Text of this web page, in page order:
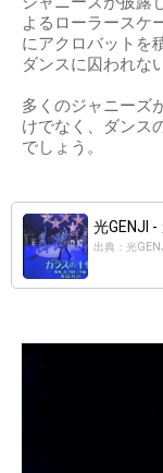
よるローラースケ
にアクロバットを
ダンスに囚われな
多くのジャニーズ
けでなく、ダンス
でしょう。
光GENJI
出典：光